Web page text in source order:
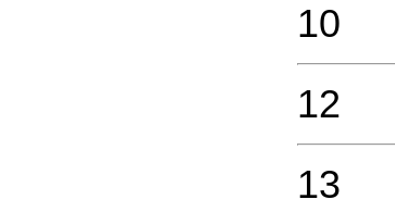
10
12
13